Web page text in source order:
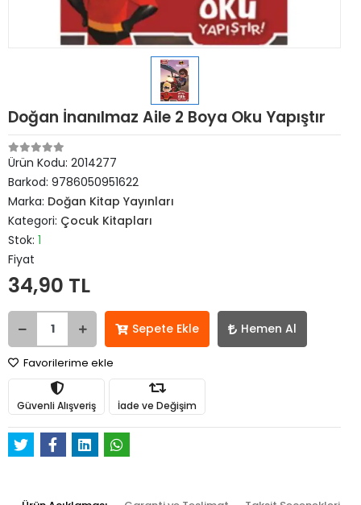
Doğan İnanılmaz Aile 2 Boya Oku Yapıştır
Ürün Kodu: 2014277
Barkod: 9786050951622
Marka: Doğan Kitap Yayınları
Kategori: Çocuk Kitapları
Stok: 1
Fiyat
34,90 TL
Sepete Ekle Hemen Al
Favorilerime ekle
Güvenli Alışveriş İade ve Değişim